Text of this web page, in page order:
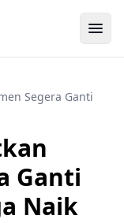
Segera Ganti
Ganti
Naik